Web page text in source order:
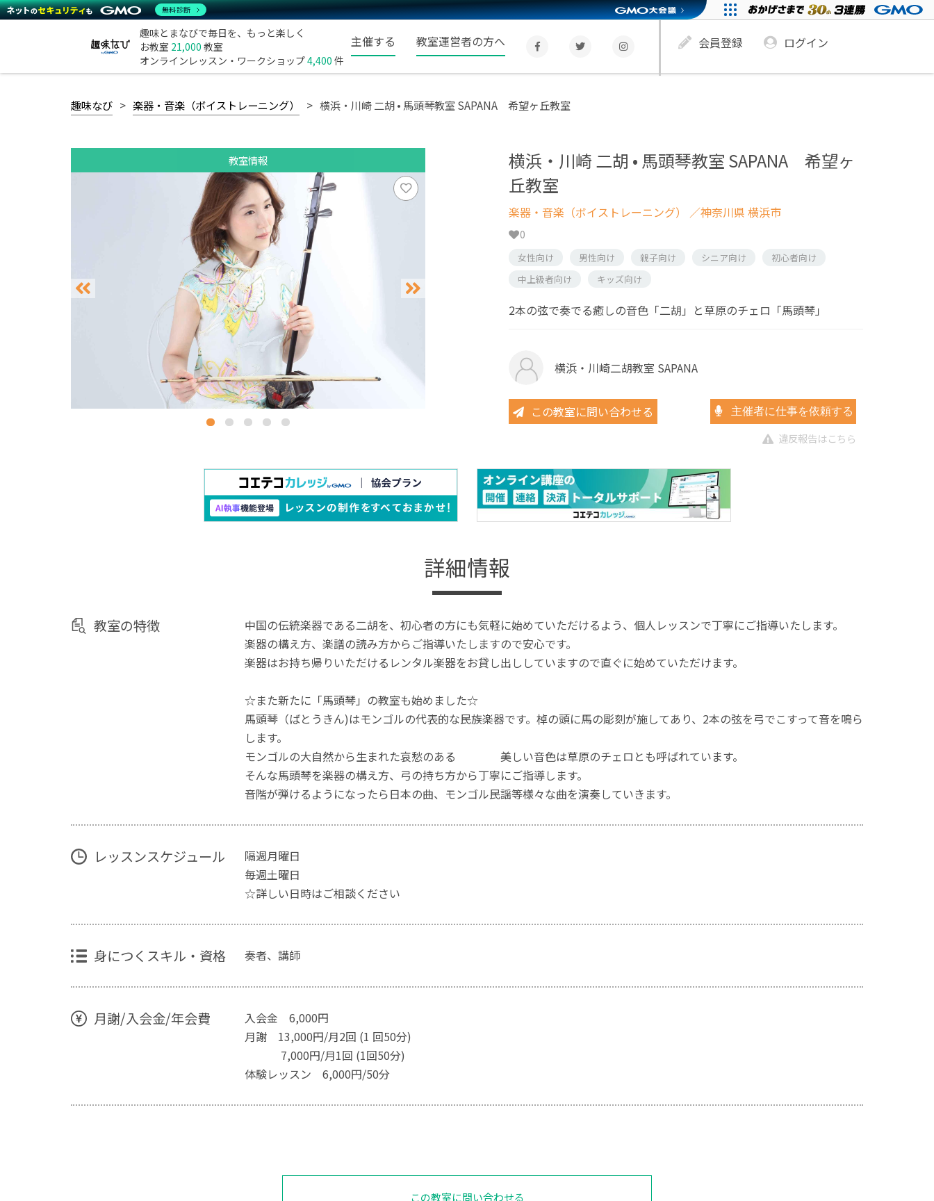
趣味とまなびで毎日を、もっと楽しく
お教室 21,000 教室
オンラインレッスン・ワークショップ4,400 件
主催する 教室運営者の方へ 会員登録 ログイン
趣味なび 楽器・音楽（ボイストレーニング） 横浜・川崎 二胡 • 馬頭琴教室 SAPANA 希望ヶ丘教室
教室情報
横浜・川崎 二胡 • 馬頭琴教室 SAPANA 希望ヶ
丘教室
楽器・音楽（ボイストレーニング） ／神奈川県 横浜市
0
女性向け 男性向け 親子向け シニア向け
初心者向け
中上級者向け
キッズ向け
2本の弦で奏でる癒しの音色「二胡」と草原のチェロ「馬頭琴」
横浜・川崎二胡教室 SAPANA
この教室に問い合わせる 主催者に仕事を依頼する
違反報告はこちら
詳細情報
教室の特徴
中国の伝統楽器である二胡を、初心者の方にも気軽に始めていただけるよう、個人レッスンで丁寧にご指導いたします。
楽器の構え方、楽譜の読み方からご指導いたしますので安心です。
楽器はお持ち帰りいただけるレンタル楽器をお貸し出ししていますので直ぐに始めていただけます。
☆また新たに「馬頭琴」の教室も始めました☆
馬頭琴（ばとうきん)はモンゴルの代表的な民族楽器です。棹の頭に馬の彫刻が施してあり、2本の弦を弓でこすって音を鳴ら
します。
モンゴルの大自然から生まれた哀愁のある 美しい音色は草原のチェロとも呼ばれています。
そんな馬頭琴を楽器の構え方、弓の持ち方から丁寧にご指導します。
音階が弾けるようになったら日本の曲、モンゴル民謡等様々な曲を演奏していきます。
レッスンスケジュール
隔週月曜日
毎週土曜日
☆詳しい日時はご相談ください
身につくスキル・資格 奏者、講師
月謝/入会金/年会費
入会金 6,000円
月謝 13,000円/月2回 (1 回50分)
7,000円/月1回 (1回50分)
体験レッスン 6,000円/50分
この教室に問い合わせる
無料診断